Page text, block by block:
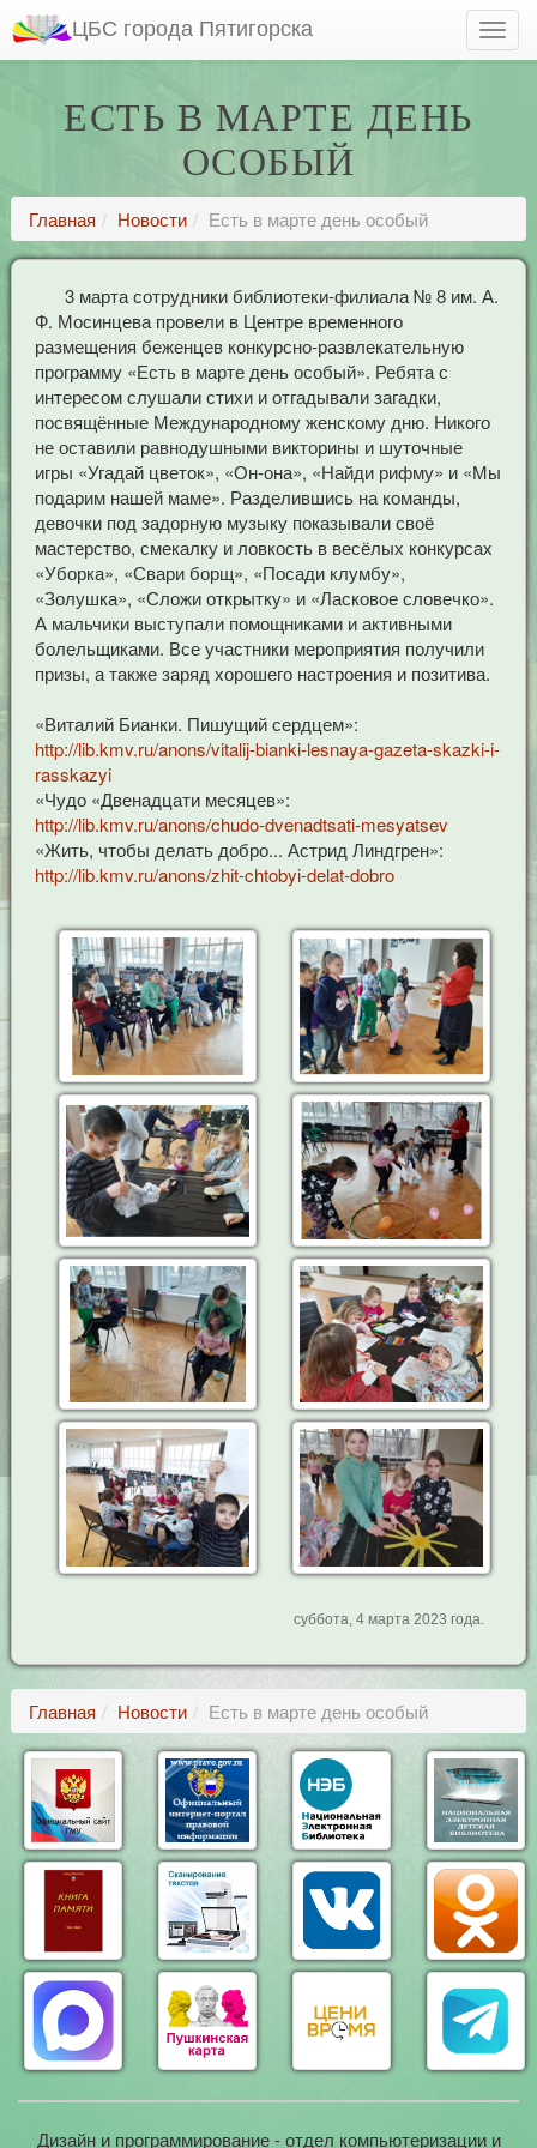
ЦБС города Пятигорска
ЕСТЬ В МАРТЕ ДЕНЬ
ОСОБЫЙ
Главная Новости Есть в марте день особый
3 марта сотрудники библиотеки-филиала № 8 им. А.
Ф. Мосинцева провели в Центре временного
размещения беженцев конкурсно-развлекательную
программу «Есть в марте день особый». Ребята с
интересом слушали стихи и отгадывали загадки,
посвящённые Международному женскому дню. Никого
не оставили равнодушными викторины и шуточные
игры «Угадай цветок», «Он-она», «Найди рифму» и «Мы
подарим нашей маме». Разделившись на команды,
девочки под задорную музыку показывали своё
мастерство, смекалку и ловкость в весёлых конкурсах
«Уборка», «Свари борщ», «Посади клумбу»,
«Золушка», «Сложи открытку» и «Ласковое словечко».
А мальчики выступали помощниками и активными
болельщиками. Все участники мероприятия получили
призы, а также заряд хорошего настроения и позитива.
«Виталий Бианки. Пишущий сердцем»:
http://lib.kmv.ru/anons/vitalij-bianki-lesnaya-gazeta-skazki-i-
rasskazyi
«Чудо «Двенадцати месяцев»:
http://lib.kmv.ru/anons/chudo-dvenadtsati-mesyatsev
«Жить, чтобы делать добро... Астрид Линдгрен»:
http://lib.kmv.ru/anons/zhit-chtobyi-delat-dobro
суббота, 4 марта 2023 года.
Главная Новости Есть в марте день особый
Дизайн и программирование - отдел компьютеризации и